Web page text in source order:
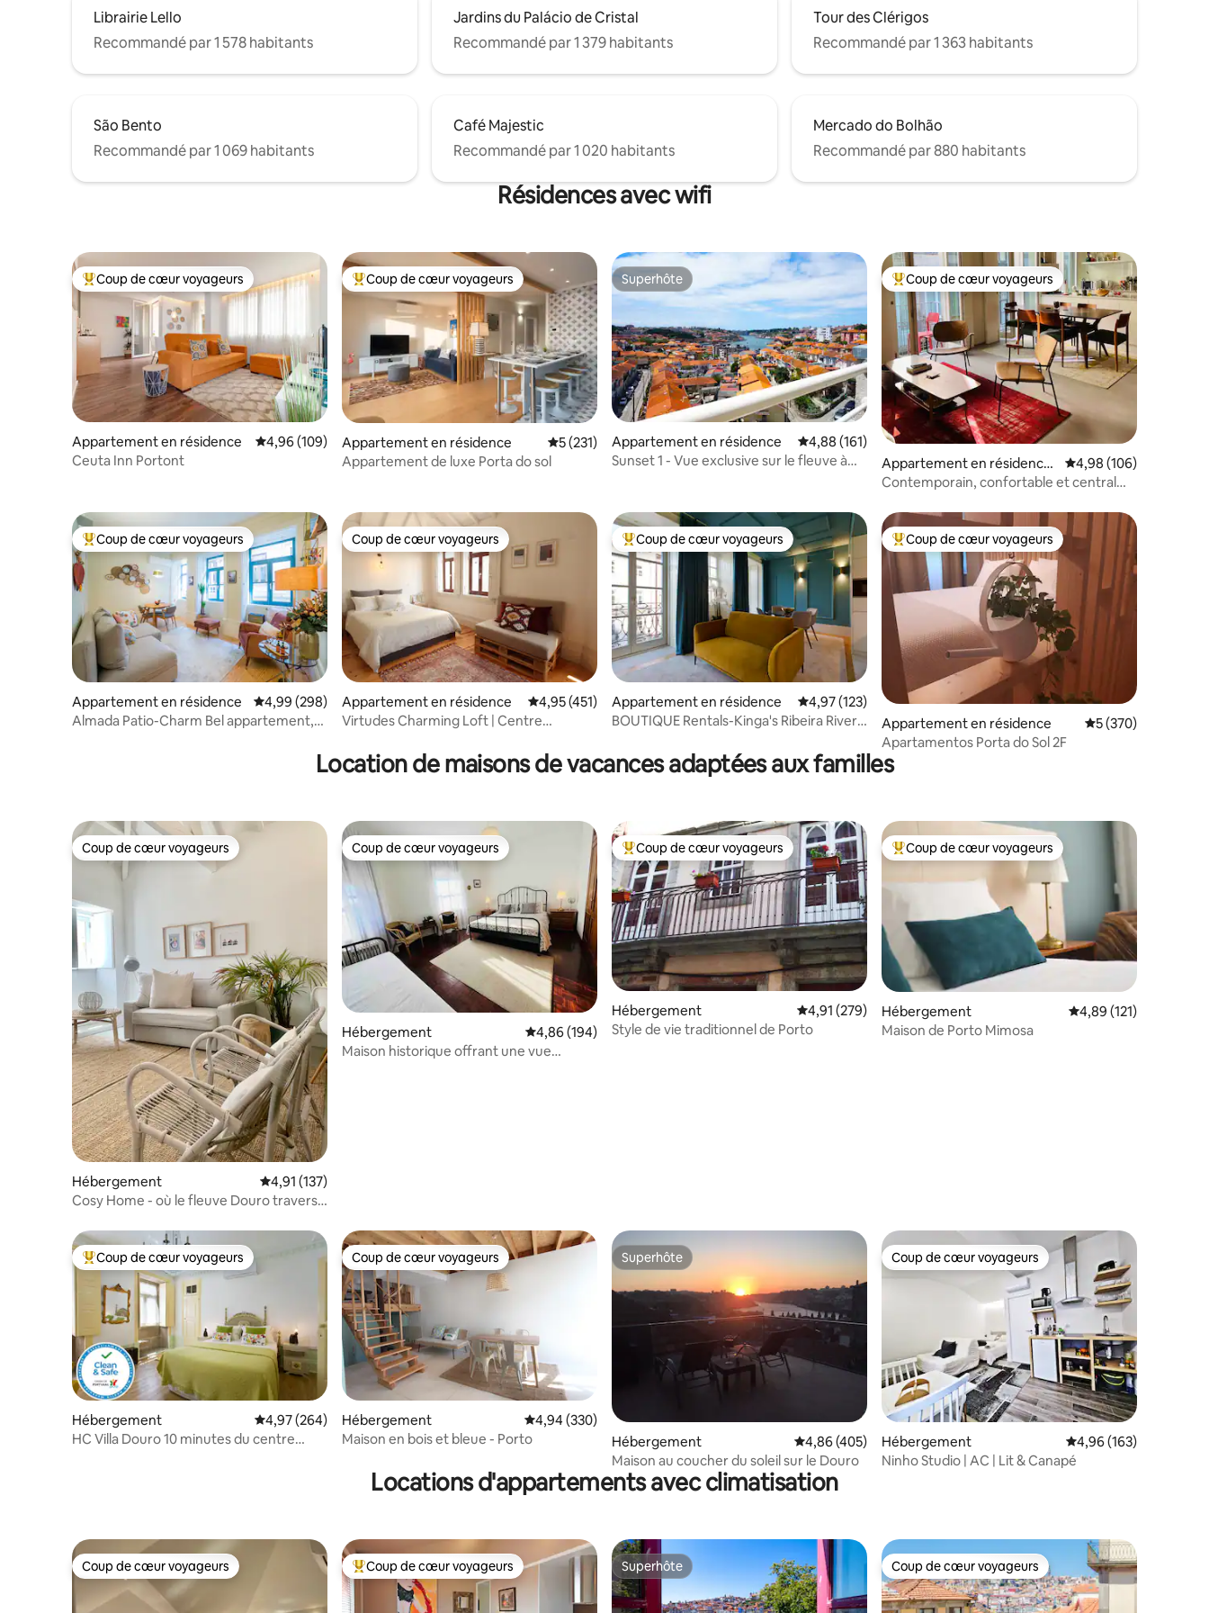
Librairie Lello
Recommandé par 1 578 habitants
Jardins du Palácio de Cristal
Recommandé par 1 379 habitants
Tour des Clérigos
Recommandé par 1 363 habitants
São Bento
Recommandé par 1 069 habitants
Café Majestic
Recommandé par 1 020 habitants
Mercado do Bolhão
Recommandé par 880 habitants
Résidences avec wifi
Coups de cœur voyageurs les plus appréciés
Coup de cœur voyageurs
Appartement en résidence Évaluation moyenne sur la base de 109 commentaires : 4,96 sur 5
4,96 (109)
Ceuta Inn Portont
Coups de cœur voyageurs les plus appréciés
Coup de cœur voyageurs
Appartement en résidence Évaluation moyenne sur la base de 231 commentaires : 5 sur 5
5 (231)
Appartement de luxe Porta do sol
Superhôte
Superhôte
Appartement en résidence Évaluation moyenne sur la base de 161 commentaires : 4,88 sur 5
4,88 (161)
Sunset 1 - Vue exclusive sur le fleuve à
Coups de cœur voyageurs les plus appréciés
Coup de cœur voyageurs
Appartement en résidence
⋅ Porto
Évaluation moyenne
4,98 (106)
Contemporain, confortable et central
Coups de cœur voyageurs les plus appréciés
Coup de cœur voyageurs
Appartement en résidence Évaluation moyenne sur la base de 298 commentaires : 4,99 sur 5
4,99 (298)
Almada Patio-Charm Bel appartement,
Coup de cœur voyageurs
Coup de cœur voyageurs
Appartement en résidence Évaluation moyenne sur la base de 451 commentaires : 4,95 sur 5
4,95 (451)
Virtudes Charming Loft | Centre
Coups de cœur voyageurs les plus appréciés
Coup de cœur voyageurs
Appartement en résidence Évaluation moyenne sur la base de 123 commentaires : 4,97 sur 5
4,97 (123)
BOUTIQUE Rentals-Kinga's Ribeira River
Coups de cœur voyageurs les plus appréciés
Coup de cœur voyageurs
Appartement en résidence Évaluation
5 (370)
Apartamentos Porta do Sol 2F
Location de maisons de vacances adaptées aux familles
Coup de cœur voyageurs
Coup de cœur voyageurs
Hébergement Évaluation moyenne sur la base de 137 commentaires : 4,91 sur 5
4,91 (137)
Cosy Home - où le fleuve Douro traverse
Coup de cœur voyageurs
Coup de cœur voyageurs
Hébergement Évaluation moyenne sur la base de 194 commentaires : 4,86 sur 5
4,86 (194)
Maison historique offrant une vue
Coups de cœur voyageurs les plus appréciés
Coup de cœur voyageurs
Hébergement Évaluation moyenne sur la base de 279 commentaires : 4,91 sur 5
4,91 (279)
Style de vie traditionnel de Porto
Coups de cœur voyageurs les plus appréciés
Coup de cœur voyageurs
Hébergement Évaluation moyenne
4,89 (121)
Maison de Porto Mimosa
Coups de cœur voyageurs les plus appréciés
Coup de cœur voyageurs
Hébergement Évaluation moyenne sur la base de 264 commentaires : 4,97 sur 5
4,97 (264)
HC Villa Douro 10 minutes du centre
Coup de cœur voyageurs
Coup de cœur voyageurs
Hébergement Évaluation moyenne sur la base de 330 commentaires : 4,94 sur 5
4,94 (330)
Maison en bois et bleue - Porto
Superhôte
Superhôte
Hébergement Évaluation moyenne sur la base de 405 commentaires : 4,86 sur 5
4,86 (405)
Maison au coucher du soleil sur le Douro
Coup de cœur voyageurs
Coup de cœur voyageurs
Hébergement Évaluation moyenne
4,96 (163)
Ninho Studio | AC | Lit & Canapé
Locations d'appartements avec climatisation
Coup de cœur voyageurs
Coup de cœur voyageurs Coups de cœur voyageurs les plus appréciés
Coup de cœur voyageurs Superhôte
Superhôte Coup de cœur voyageurs
Coup de cœur voyageurs